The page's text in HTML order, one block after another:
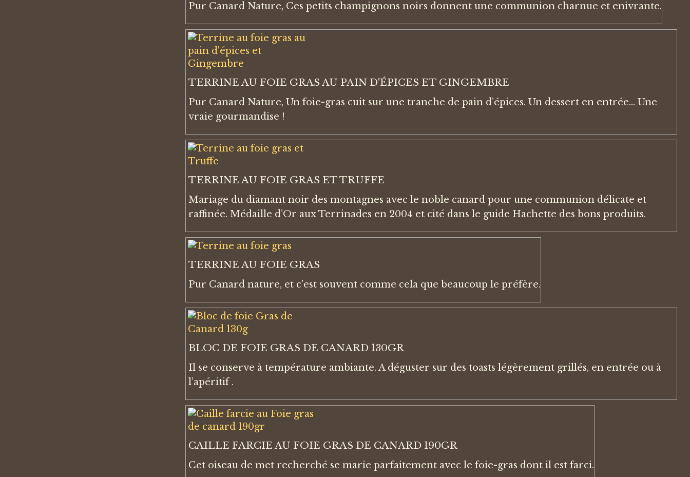
Pur Canard Nature, Ces petits champignons noirs donnent une communion charnue et enivrante.
TERRINE AU FOIE GRAS AU PAIN D'ÉPICES ET GINGEMBRE
Pur Canard Nature, Un foie-gras cuit sur une tranche de pain d’épices. Un dessert en entrée... Une
vraie gourmandise !
TERRINE AU FOIE GRAS ET TRUFFE
Mariage du diamant noir des montagnes avec le noble canard pour une communion délicate et
raffinée. Médaille d’Or aux Terrinades en 2004 et cité dans le guide Hachette des bons produits.
TERRINE AU FOIE GRAS
Pur Canard nature, et c’est souvent comme cela que beaucoup le préfère.
BLOC DE FOIE GRAS DE CANARD 130GR
Il se conserve à température ambiante. A déguster sur des toasts légèrement grillés, en entrée ou à
l’apéritif .
CAILLE FARCIE AU FOIE GRAS DE CANARD 190GR
Cet oiseau de met recherché se marie parfaitement avec le foie-gras dont il est farci.